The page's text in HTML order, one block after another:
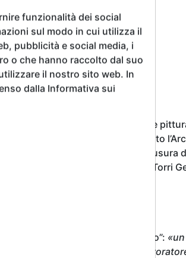
– ma anche di scultura e
soddisfazioni – ha rivelato
era stata recuperata». La chiusura
là dove una volta sorgevano le Torri
significato della parola “archietto”:
deriva dal greco e significa
funzionalità dei social
sul modo in cui utilizza il
pubblicità e social media, i
o che hanno raccolto dal suo
il nostro sito web. In
dalla Informativa sui